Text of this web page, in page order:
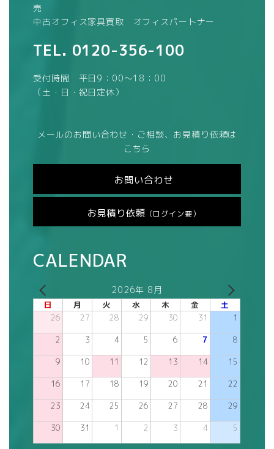
売
中古オフィス家具買取 オフィスパートナー
TEL. 0120-356-100
受付時間 平日9：00～18：00
（土・日・祝日定休）
メールのお問い合わせ・ご相談、お見積り依頼は
こちら
お問い合わせ
お見積り依頼 （ログイン要）
CALENDAR
2026年 8月
日 月 火 水 木 金 土
26 27 28 29 30 31 1
2 3 4 5 6 7 8
9 10 11 12 13 14 15
16 17 18 19 20 21 22
23 24 25 26 27 28 29
30 31 1 2 3 4 5